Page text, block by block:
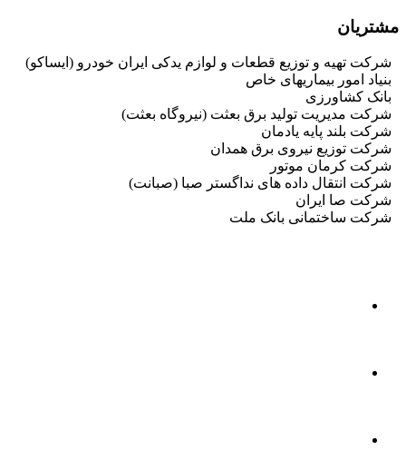
مشتریان
شرکت تهیه و توزیع قطعات و لوازم یدکی ایران خودرو (ایساکو)
بنیاد امور بیماریهای خاص
بانک کشاورزی
شرکت مدیریت تولید برق بعثت (نیروگاه بعثت)
شرکت بلند پایه یادمان
شرکت توزیع نیروی برق همدان
شرکت کرمان موتور
شرکت انتقال داده های نداگستر صبا (صبانت)
شرکت صا ایران
شرکت ساختمانی بانک ملت